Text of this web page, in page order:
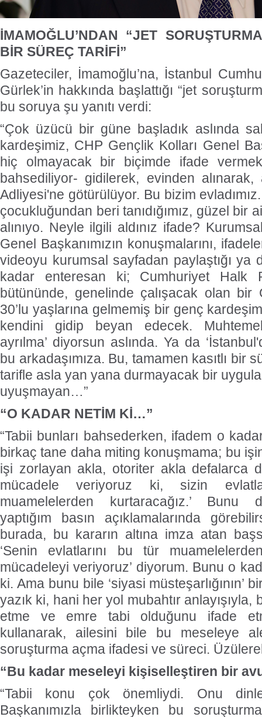
İMAMOĞLU’NDAN “JET
BİR SÜREÇ TARİFİ”
Gazeteciler, İmamoğlu’na, İstanbul
Gürlek’in hakkında başlattığı “jet
bu soruya şu yanıtı verdi:
“Çok üzücü bir güne başladık aslında
kardeşimiz, CHP Gençlik Kolları Genel
hiç olmayacak bir biçimde ifade
bahsediliyor- gidilerek, evinden
Adliyesi'ne götürülüyor. Bu bizim
çocukluğundan beri tanıdığımız, güzel bir
alınıyo. Neyle ilgili aldınız ifade?
Genel Başkanımızın konuşmalarını,
videoyu kurumsal sayfadan paylaştığı ya
kadar enteresan ki; Cumhuriyet Halk
bütününde, genelinde çalışacak olan bir
30’lu yaşlarına gelmemiş bir genç
kendini gidip beyan edecek.
ayrılma’ diyorsun aslında. Ya da
bu arkadaşımıza. Bu, tamamen kasıtlı bir
tarifle asla yan yana durmayacak bir
uyuşmayan…”
“O KADAR NETİM Kİ…”
“Tabii bunları bahsederken, ifadem o
birkaç tane daha miting konuşmama; bu
işi zorlayan akla, otoriter akla defalarca
mücadele veriyoruz ki, sizin
muamelelerden kurtaracağız.’ Bunu
yaptığım basın açıklamalarında
burada, bu kararın altına imza atan
‘Senin evlatlarını bu tür
mücadeleyi veriyoruz’ diyorum. Bunu o
ki. Ama bunu bile ‘siyasi müsteşarlığının’
yazık ki, hani her yol mubahtır
etme ve emre tabi olduğunu ifade
kullanarak, ailesini bile bu meseleye
soruşturma açma ifadesi ve süreci.
“Bu kadar meseleyi kişiselleştiren bir
“Tabii konu çok önemliydi. Onu
Başkanımızla birlikteyken bu